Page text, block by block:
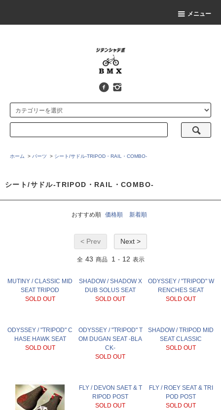
メニュー
ホーム > パーツ > シート/サドル-TRIPOD・RAIL・COMBO-
シート/サドル-TRIPOD・RAIL・COMBO-
おすすめ順 価格順 新着順
< Prev Next >
全 43 商品 1 - 12 表示
MUTINY / CLASSIC MID
SEAT TRIPOD
SOLD OUT
SHADOW / SHADOW X
DUB SOLUS SEAT
SOLD OUT
ODYSSEY / "TRIPOD" W
RENCHES SEAT
SOLD OUT
ODYSSEY / "TRIPOD" C
HASE HAWK SEAT
SOLD OUT
ODYSSEY / "TRIPOD" T
OM DUGAN SEAT -BLA
CK-
SOLD OUT
SHADOW / TRIPOD MID
SEAT CLASSIC
SOLD OUT
FLY / DEVON SAET & T
RIPOD POST
SOLD OUT
FLY / ROEY SEAT & TRI
POD POST
SOLD OUT